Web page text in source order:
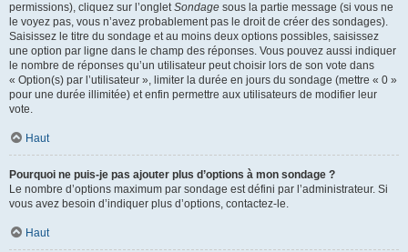
permissions), cliquez sur l’ongletSondage sous la partie message (si vous ne
le voyez pas, vous n’avez probablement pas le droit de créer des sondages).
Saisissez le titre du sondage et au moins deux options possibles, saisissez
une option par ligne dans le champ des réponses. Vous pouvez aussi indiquer
le nombre de réponses qu’un utilisateur peut choisir lors de son vote dans
« Option(s) par l’utilisateur », limiter la durée en jours du sondage (mettre « 0 »
pour une durée illimitée) et enfin permettre aux utilisateurs de modifier leur
vote.
Haut
Pourquoi ne puis-je pas ajouter plus d’options à mon sondage ?
Le nombre d’options maximum par sondage est défini par l’administrateur. Si
vous avez besoin d’indiquer plus d’options, contactez-le.
Haut